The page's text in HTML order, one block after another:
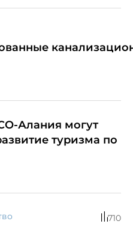
Алания могут
туризма по
710